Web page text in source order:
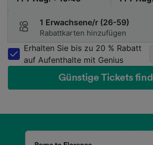
1 Erwachsene/r (26-59)
Rabattkarten hinzufügen
Erhalten Sie bis zu 20 % Rabatt
auf Aufenthalte mit Genius
Günstige Tickets